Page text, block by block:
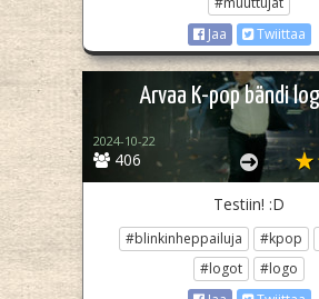
Jaa
Twiittaa
Arvaa K-pop bändi
406
2024-10-22
Testiin! :D
#blinkinheppailuja #kpop
#logot
#logo